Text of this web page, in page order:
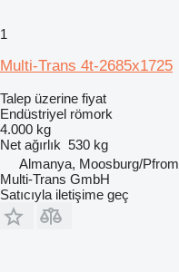
1
Multi-Trans 4t-2685x1725
Talep üzerine fiyat
Endüstriyel römork
4.000 kg
Net ağırlık 530 kg
Almanya, Moosburg/
Multi-Trans GmbH
Satıcıyla iletişime geç